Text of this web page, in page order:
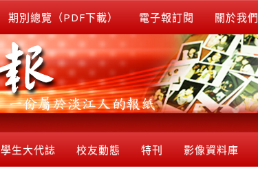
期別總覽（PDF下載） 電子報訂閱 關於我們
學生大代誌 校友動態 特刊 影像資料庫